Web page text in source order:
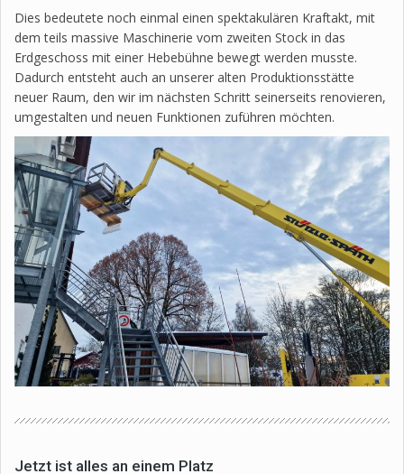
Dies bedeutete noch einmal einen spektakulären Kraftakt, mit
dem teils massive Maschinerie vom zweiten Stock in das
Erdgeschoss mit einer Hebebühne bewegt werden musste.
Dadurch entsteht auch an unserer alten Produktionsstätte
neuer Raum, den wir im nächsten Schritt seinerseits renovieren,
umgestalten und neuen Funktionen zuführen möchten.
Jetzt ist alles an einem Platz